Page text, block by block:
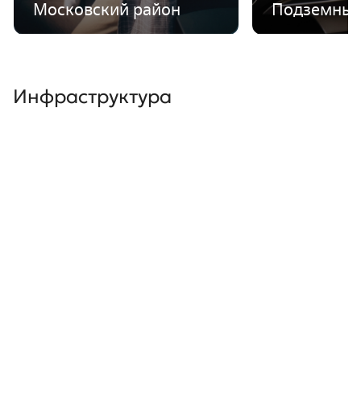
Московский район
Инфраструктура